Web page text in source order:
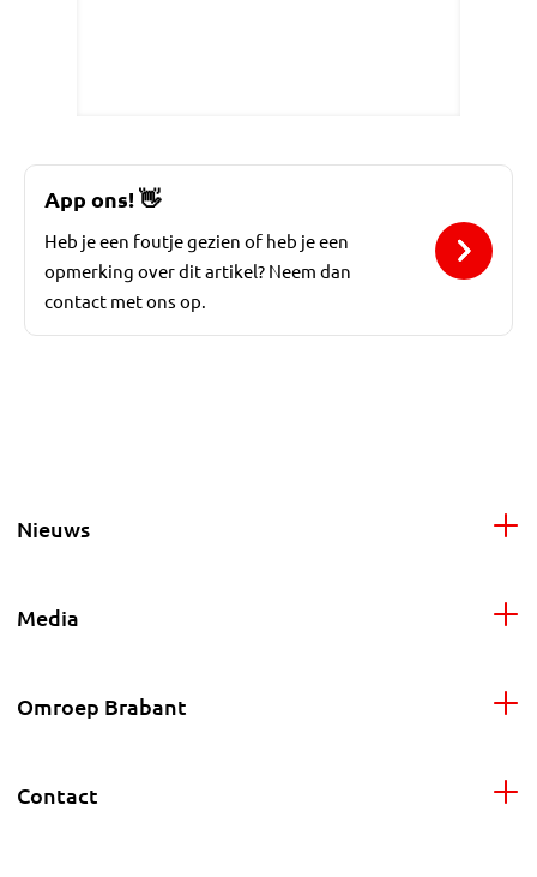
App ons!👋
Heb je een foutje gezien of heb je een
opmerking over dit artikel? Neem dan
contact met ons op.
Nieuws
Media
Omroep Brabant
Contact